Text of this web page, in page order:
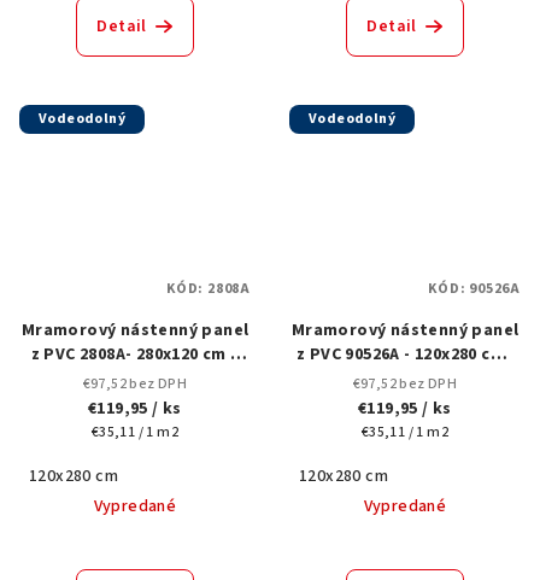
Detail Detail
Vodeodolný
Mramorový nástenný panel
z PVC 2808A- 280x120 cm s
elegantným hnedo-sivým
búrkovým vzorom
€97,52 bez DPH
€119,95/ ks
Jednotková
€35,11 / 1 m2
120x280 cm
Vypredané
KÓD: 2808A
Vodeodolný
Mramorový nástenný panel
z PVC 90526A - 120x280 cm |
Čierny s výraznými bielymi
žilami
€97,52 bez DPH
€119,95/ ks
Jednotková
€35,11 / 1 m2
120x280 cm
Vypredané
KÓD: 90526A